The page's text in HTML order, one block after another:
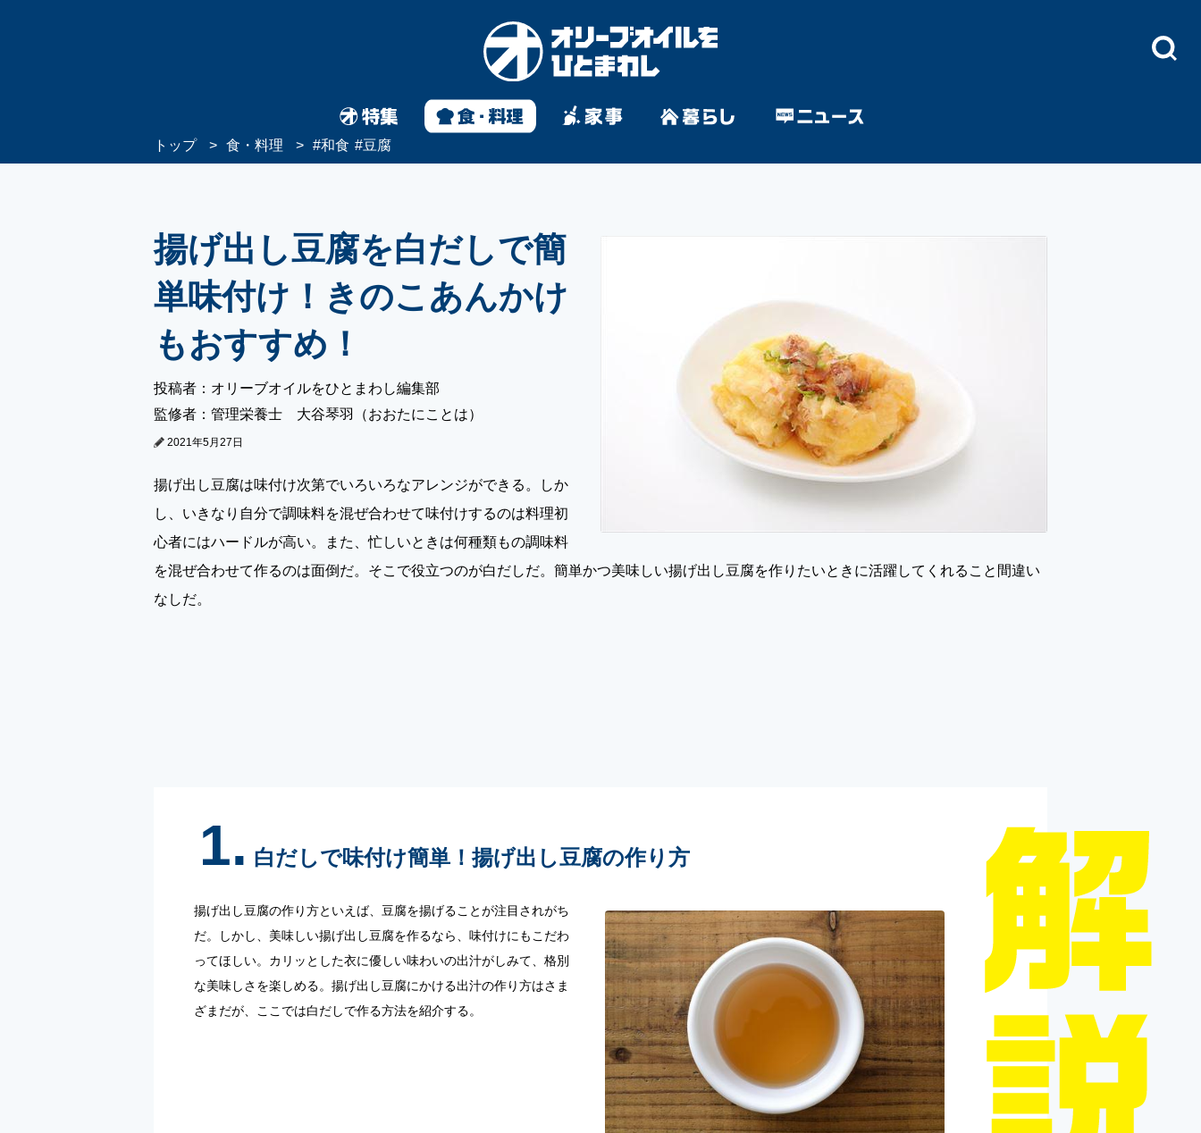
トップ 食・料理 #和食 #豆腐
揚げ出し豆腐を白だしで簡
単味付け！きのこあんかけ
もおすすめ！
投稿者：オリーブオイルをひとまわし編集部
監修者：管理栄養士 大谷琴羽（おおたにことは）
2021年5月27日
揚げ出し豆腐は味付け次第でいろいろなアレンジができる。しか
し、いきなり自分で調味料を混ぜ合わせて味付けするのは料理初
心者にはハードルが高い。また、忙しいときは何種類もの調味料
を混ぜ合わせて作るのは面倒だ。そこで役立つのが白だしだ。簡単かつ美味しい揚げ出し豆腐を作りたいときに活躍してくれること間違い
なしだ。
1. 白だしで味付け簡単！揚げ出し豆腐の作り方
揚げ出し豆腐の作り方といえば、豆腐を揚げることが注目されがち
だ。しかし、美味しい揚げ出し豆腐を作るなら、味付けにもこだわ
ってほしい。カリッとした衣に優しい味わいの出汁がしみて、格別
な美味しさを楽しめる。揚げ出し豆腐にかける出汁の作り方はさま
ざまだが、ここでは白だしで作る方法を紹介する。